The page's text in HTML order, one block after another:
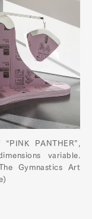
PANTHER”,
variable.
Gymnastics Art